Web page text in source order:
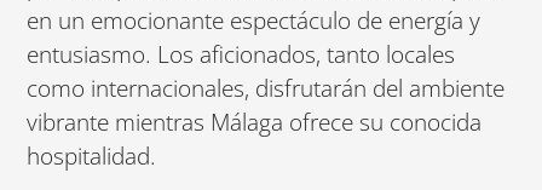
en un emocionante espectáculo de energía y
entusiasmo. Los aficionados, tanto locales
como internacionales, disfrutarán del ambiente
vibrante mientras Málaga ofrece su conocida
hospitalidad.